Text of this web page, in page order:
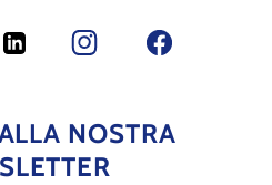
LinkedInFacebookFacebook
NOSTRA